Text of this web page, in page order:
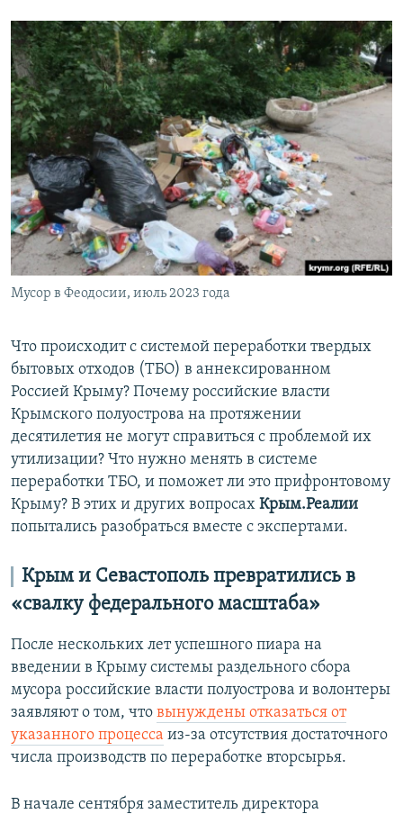
Мусор в Феодосии, июль 2023 года
Что происходит с системой переработки твердых
бытовых отходов (ТБО) в аннексированном
Россией Крыму? Почему российские власти
Крымского полуострова на протяжении
десятилетия не могут справиться с проблемой их
утилизации? Что нужно менять в системе
переработки ТБО, и поможет ли это прифронтовому
Крыму? В этих и других вопросах Крым.Реалии
попытались разобраться вместе с экспертами.
Крым и Севастополь превратились в
«свалку федерального масштаба»
После нескольких лет успешного пиара на
введении в Крыму системы раздельного сбора
мусора российские власти полуострова и волонтеры
заявляют о том, что вынуждены отказаться от
указанного процесса из-за отсутствия достаточного
числа производств по переработке вторсырья.
В начале сентября заместитель директора